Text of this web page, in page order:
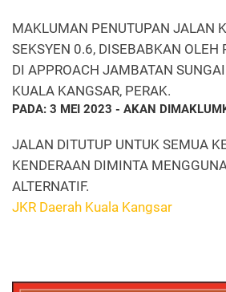
MAKLUMAN PENUTUPAN JALAN
SEKSYEN 0.6, DISEBABKAN OLEH
DI APPROACH JAMBATAN
KUALA KANGSAR, PERAK.
PADA: 3 MEI 2023 - AKAN
JALAN DITUTUP UNTUK SEMUA
KENDERAAN DIMINTA
ALTERNATIF.
JKR Daerah Kuala Kangsar